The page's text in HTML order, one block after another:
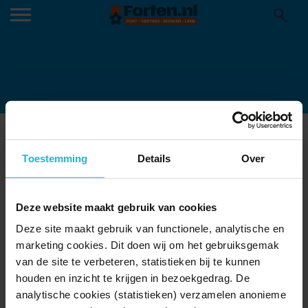
Toestemming Details Over
Deze website maakt gebruik van cookies
Deze site maakt gebruik van functionele, analytische en
marketing cookies. Dit doen wij om het gebruiksgemak
van de site te verbeteren, statistieken bij te kunnen
houden en inzicht te krijgen in bezoekgedrag. De
analytische cookies (statistieken) verzamelen anonieme
NAARGEESTIGE-NACHTTOURS